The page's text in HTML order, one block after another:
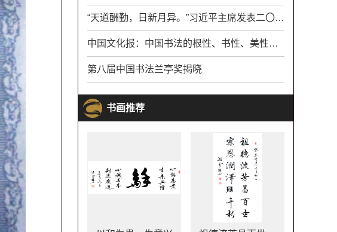
视文化栏目。
“天道酬勤，日新月异。”习近平主席发表二〇一八年新年贺词
中国文化报：中国书法的根性、书性、美性、个性
第八届中国书法兰亭奖揭晓
书画推荐